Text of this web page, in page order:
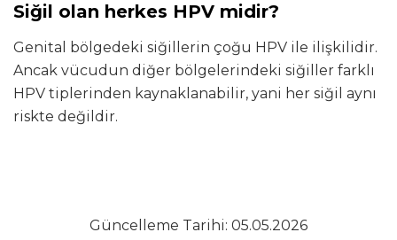
Siğil olan herkes HPV midir?
Genital bölgedeki siğillerin çoğu HPV ile ilişkilidir.
Ancak vücudun diğer bölgelerindeki siğiller farklı
HPV tiplerinden kaynaklanabilir, yani her siğil aynı
riskte değildir.
Güncelleme Tarihi: 05.05.2026